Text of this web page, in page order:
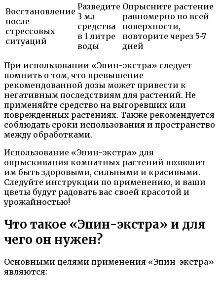
Восстановление
после
стрессовых
ситуаций
Разведите
3 мл
средства
в 1 литре
воды
Опрысните растение
равномерно по всей
поверхности,
повторите через 5-7
дней
При использовании «Эпин-экстра» следует
помнить о том, что превышение
рекомендованной дозы может привести к
негативным последствиям для растений. Не
применяйте средство на выгоревших или
поврежденных растениях. Также рекомендуется
соблюдать сроки использования и пространство
между обработками.
Использование «Эпин-экстра» для
опрыскивания комнатных растений позволит
им быть здоровыми, сильными и красивыми.
Следуйте инструкции по применению, и ваши
цветы будут радовать вас своей красотой и
урожайностью!
Что такое «Эпин-экстра» и для
чего он нужен?
Основными целями применения «Эпин-экстра»
являются: